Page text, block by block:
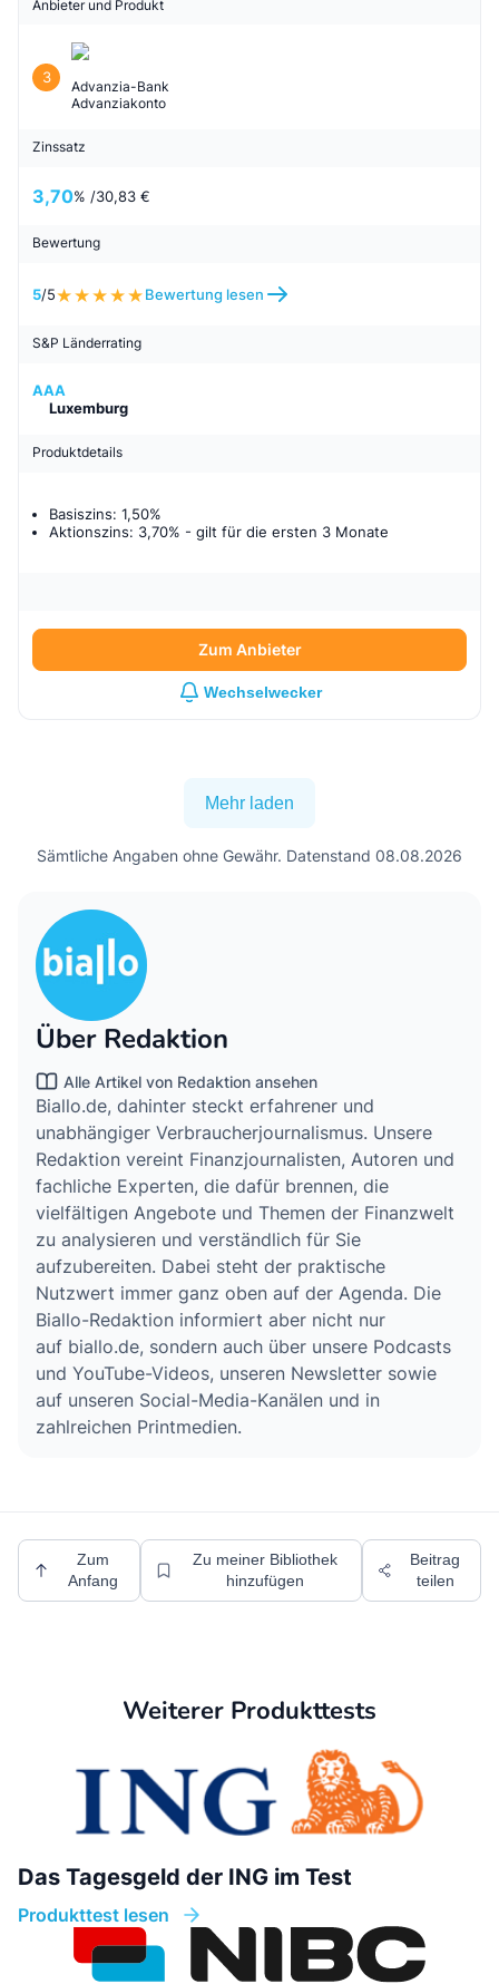
Anbieter und Produkt
3
Advanzia-Bank
Advanziakonto
Zinssatz
3,70% /30,83 €
Bewertung
5/5 Bewertung lesen
S&P Länderrating
AAA
Luxemburg
Produktdetails
Basiszins: 1,50%
Aktionszins: 3,70% - gilt für die ersten 3 Monate
Zum Anbieter
Wechselwecker
Mehr laden
Sämtliche Angaben ohne Gewähr. Datenstand 08.08.2026
Über Redaktion
Alle Artikel von Redaktion ansehen
Biallo.de, dahinter steckt erfahrener und
unabhängiger Verbraucherjournalismus. Unsere
Redaktion vereint Finanzjournalisten, Autoren und
fachliche Experten, die dafür brennen, die
vielfältigen Angebote und Themen der Finanzwelt
zu analysieren und verständlich für Sie
aufzubereiten. Dabei steht der praktische
Nutzwert immer ganz oben auf der Agenda. Die
Biallo-Redaktion informiert aber nicht nur
auf biallo.de, sondern auch über unsere Podcasts
und YouTube-Videos, unseren Newsletter sowie
auf unseren Social-Media-Kanälen und in
zahlreichen Printmedien.
Zum
Anfang
Zu meiner Bibliothek
hinzufügen
Beitrag
teilen
Weiterer Produkttests
Das Tagesgeld der ING im Test
Produkttest lesen